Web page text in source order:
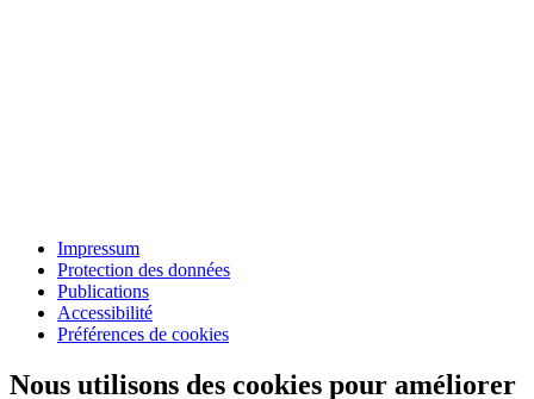
Impressum
Protection des données
Publications
Accessibilité
Préférences de cookies
Nous utilisons des cookies pour améliorer